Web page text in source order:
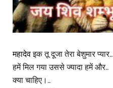
महादेव इक तू दूजा तेरा बेशुमार प्यार..
हमें मिल गया उससे ज्यादा हमें और..
क्या चाहिए।..